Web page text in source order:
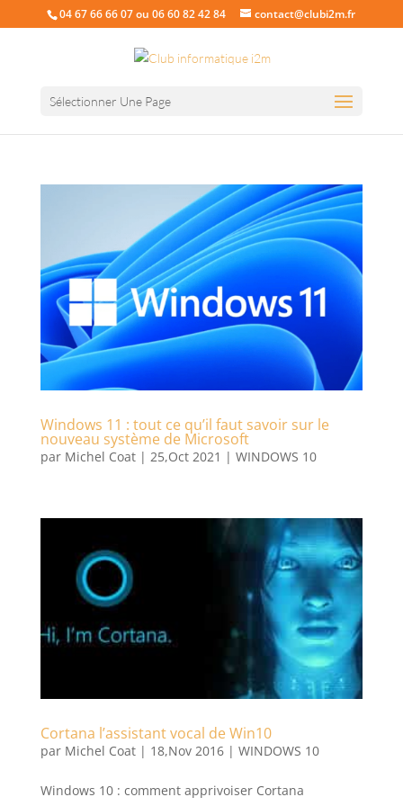
04 67 66 66 07 ou 06 60 82 42 84 contact@clubi2m.fr
Sélectionner Une Page
Windows 11 : tout ce qu’il faut savoir sur le
nouveau système de Microsoft
par Michel Coat| 25,Oct 2021 | WINDOWS 10
Cortana l’assistant vocal de Win10
par Michel Coat| 18,Nov 2016| WINDOWS 10
Windows 10 : comment apprivoiser Cortana